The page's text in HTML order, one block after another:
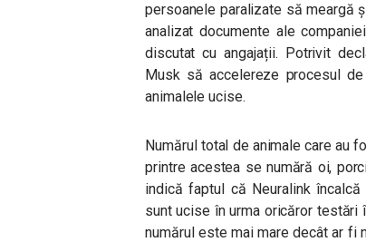
persoanele paralizate să meargă
analizat documente ale
discutat cu angajații. Potrivit
Musk să accelereze procesul
animalele ucise.
Numărul total de animale care au
printre acestea se numără oi,
indică faptul că Neuralink
sunt ucise în urma oricăror
numărul este mai mare decât ar fi